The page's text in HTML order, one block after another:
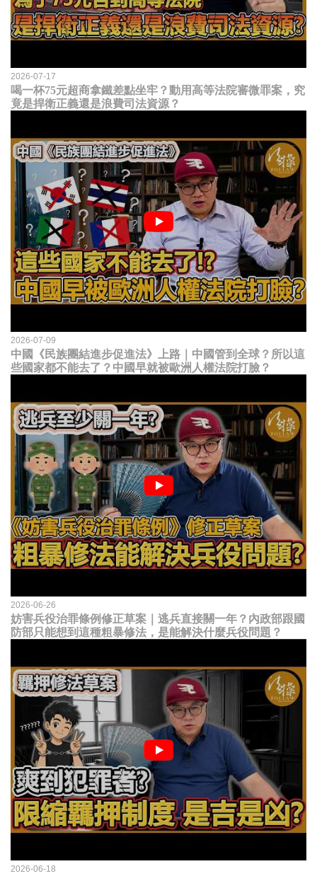
2026-07-17
喝一杯75元超商拿鐵差點坐牢？動用高等法院審微罪案，究
竟是捍衛正義還是浪費司法資源？
2026-07-09
中國《民族團結進步促進法》上路｜中國管到全球？所以這
些國家都不能去了？中國早就被歐洲人權法院打臉？
2026-06-26
妨害兵役治罪條例修正草案｜逃兵直接關一年？內政部跟國
防部只能想到這種粗暴修法，是能解決什麼兵役問題？
2026-06-18